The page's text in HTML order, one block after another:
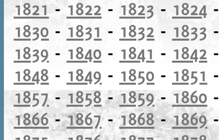
1821-1822 - 1823 - 1824
1830 - 1831 - 1832 - 1833
1839 - 1840 - 1841 - 1842
1848 - 1849 - 1850 - 1851
1857-1858-1859- 1860
1866-1867-1868-1869